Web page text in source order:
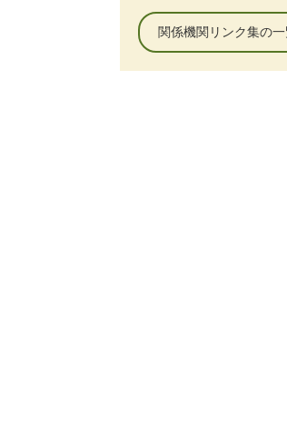
関係機関リンク集の